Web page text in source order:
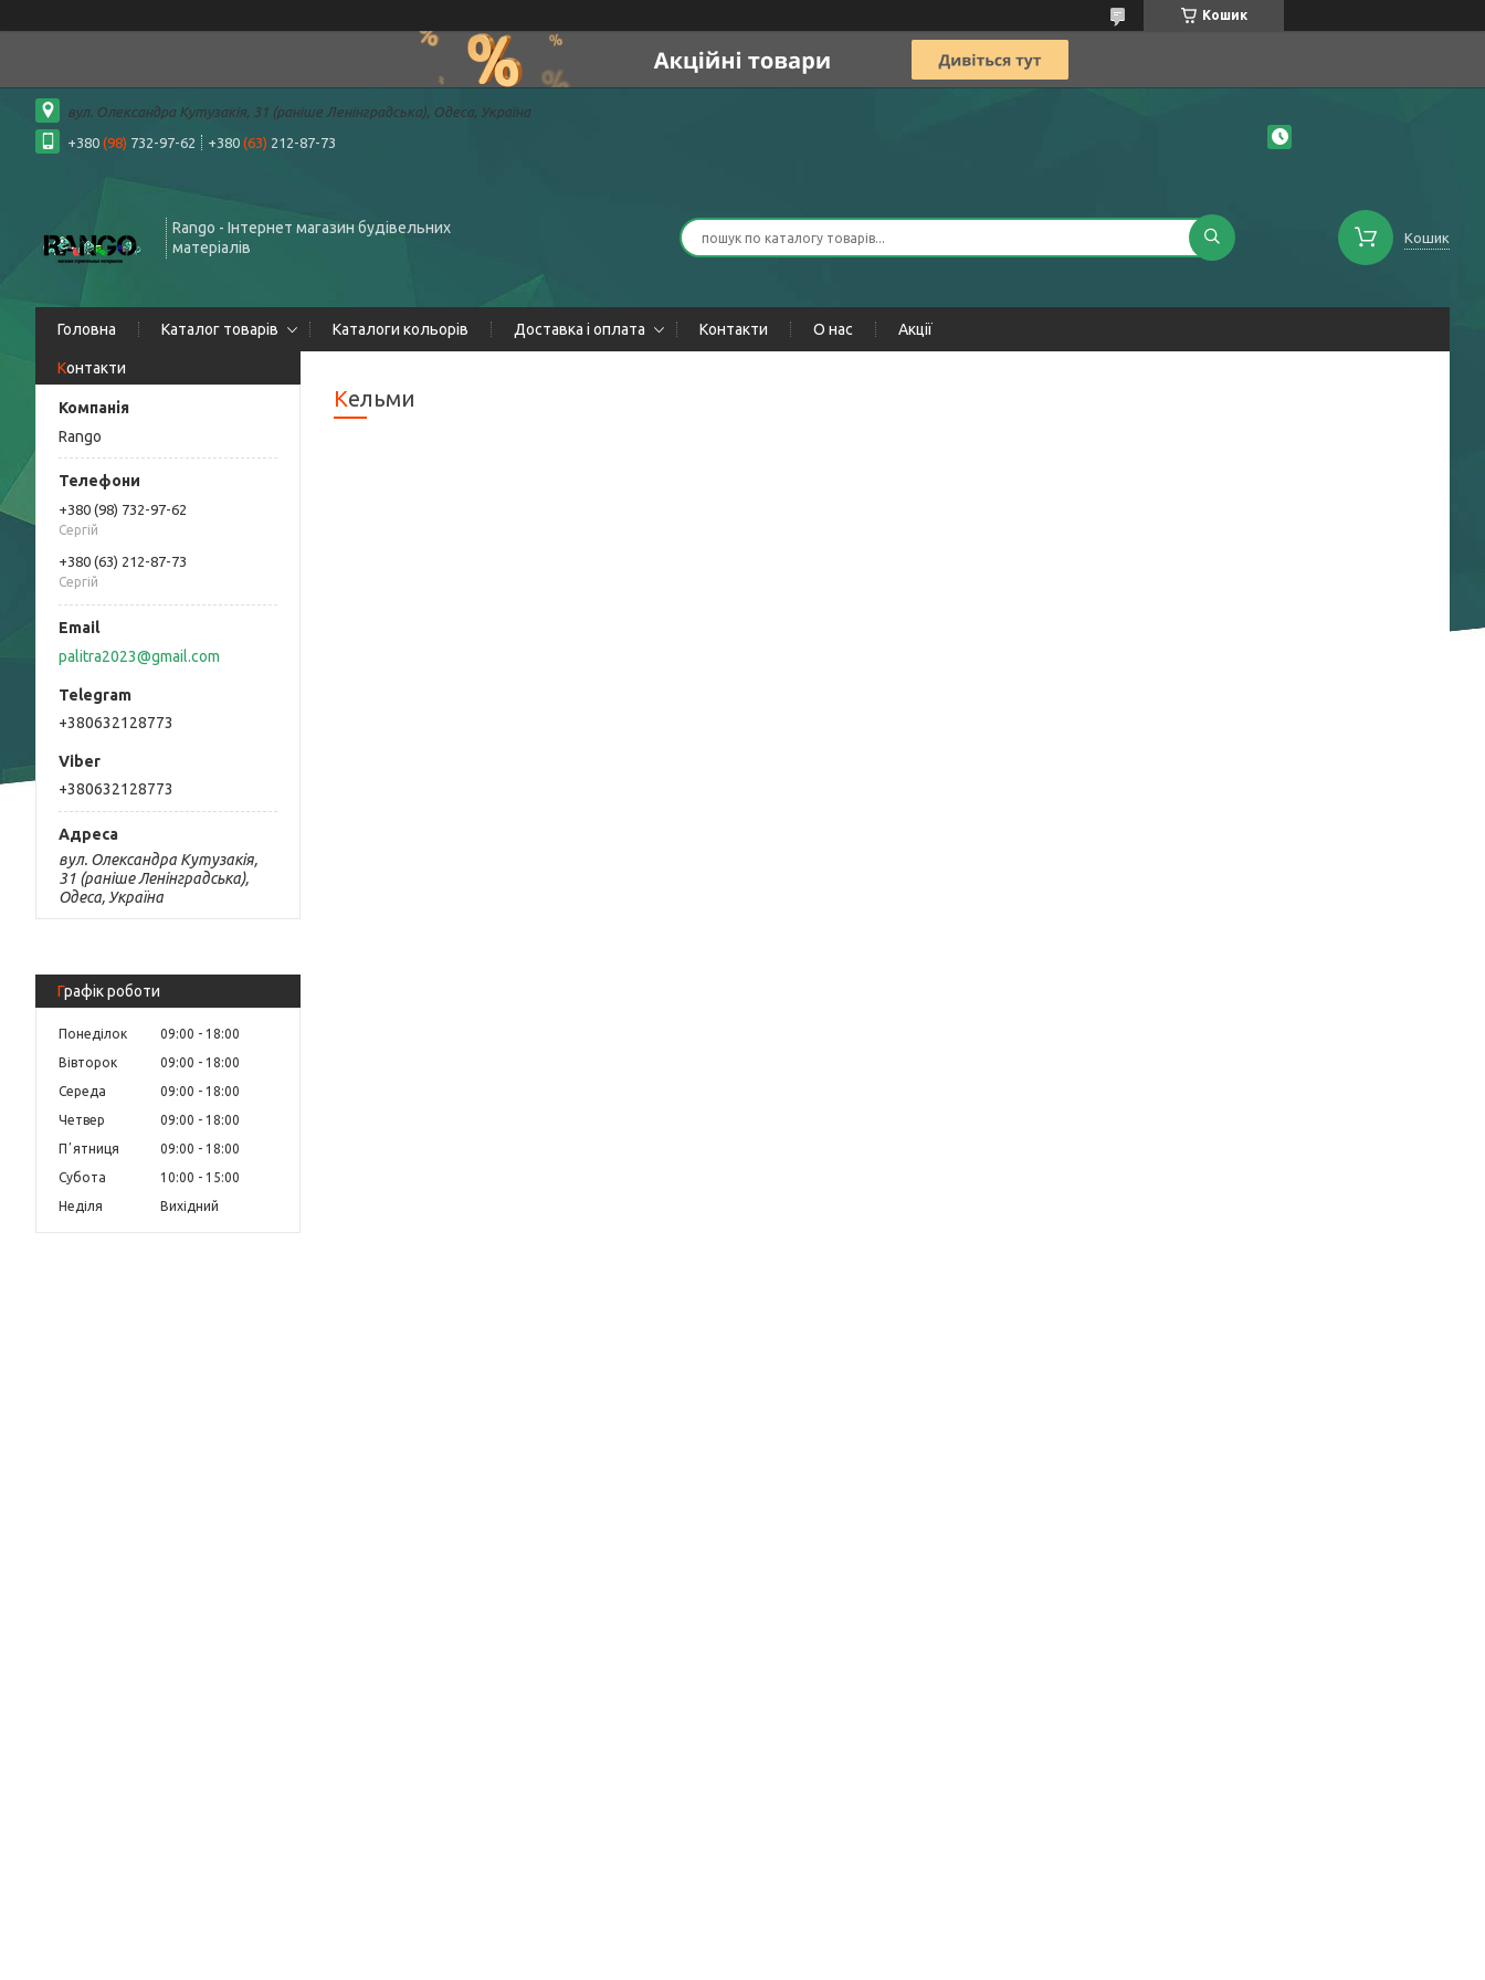
Кошик
вул. Олександра Кутузакія, 31 (раніше Ленінградська), Одеса, Україна
+380 (98) 732-97-62 +380 (63) 212-87-73
Rango - Інтернет магазин будівельних
матеріалів
Кошик
Головна Каталог товарів Каталоги кольорів Доставка і оплата Контакти О нас Акції
Контакти
Rango
+380 (98) 732-97-62
Сергій
+380 (63) 212-87-73
Сергій
palitra2023@gmail.com
+380632128773
+380632128773
вул. Олександра Кутузакія,
31 (раніше Ленінградська),
Одеса, Україна
Графік роботи
Понеділок 09:00
18:00
Вівторок
09:00
18:00
Середа
09:00
18:00
Четвер
09:00
18:00
Пʼятниця
09:00
18:00
Субота
10:00
15:00
Неділя
Вихідний
Кельми